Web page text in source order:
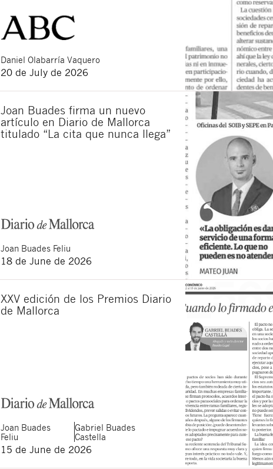
Daniel Olabarría Vaquero
20 de July de 2026
Joan Buades firma un nuevo
artículo en Diario de Mallorca
titulado “La cita que nunca llega”
Joan Buades Feliu
18 de June de 2026
XXV edición de los Premios Diario
de Mallorca
Joan Buades
Feliu
Gabriel Buades
Castella
15 de June de 2026